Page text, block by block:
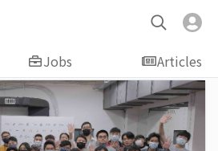
Jobs Articles